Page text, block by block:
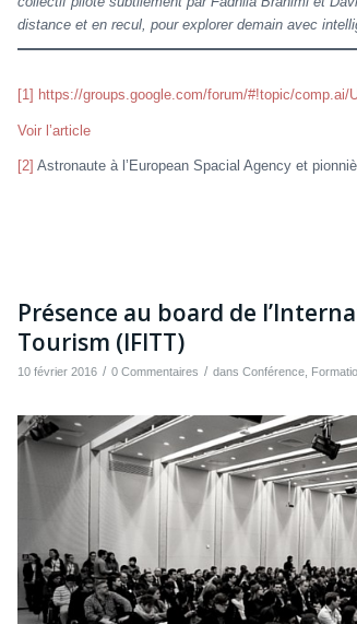
distance et en recul, pour explorer demain avec
[1] https://groups.google.com/forum/#!topic/comp.ai/
Voir l’article
[2] Astronaute à l’European Spacial Agency et
Présence au board de
Tourism (IFITT)
10 février 2016 / 0 Commentaires / dans Conférence